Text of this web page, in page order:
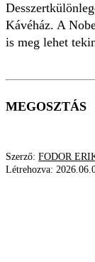
Kávéház. A
is meg lehet
MEGOSZTÁS
Szerző: FODOR
Létrehozva: